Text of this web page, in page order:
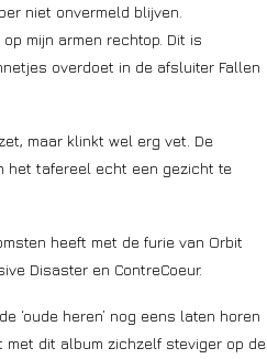
niet onvermeld blijven.
mijn armen rechtop. Dit is
overdoet in de afsluiter Fallen
maar klinkt wel erg vet. De
het tafereel echt een gezicht te
heeft met de furie van Orbit
Disaster en ContreCoeur.
‘oude heren’ nog eens laten horen
dit album zichzelf steviger op de